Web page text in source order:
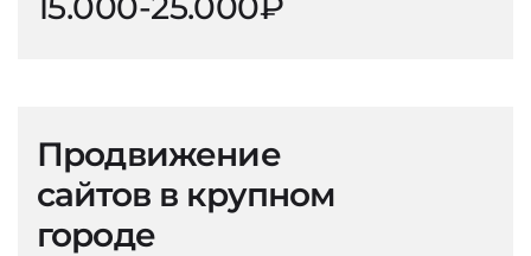
Продвижение
сайтов в крупном
городе